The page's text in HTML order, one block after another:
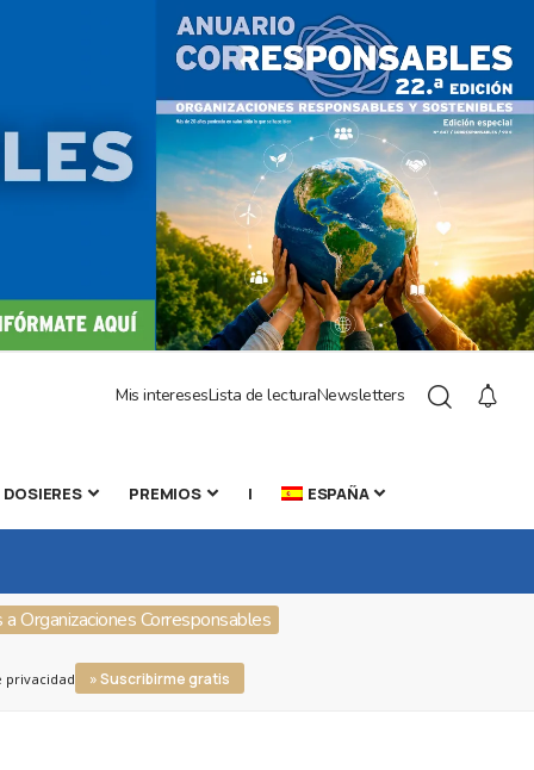
Mis interesesLista de lecturaNewsletters
DOSIERES PREMIOS | ESPAÑA
a Organizaciones Corresponsables
privacidad » Suscribirme gratis